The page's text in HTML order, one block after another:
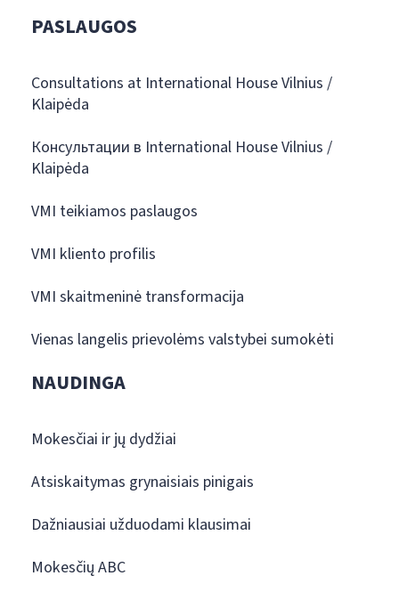
PASLAUGOS
Consultations at International House Vilnius /
Klaipėda
Консультации в International House Vilnius /
Klaipėda
VMI teikiamos paslaugos
VMI kliento profilis
VMI skaitmeninė transformacija
Vienas langelis prievolėms valstybei sumokėti
NAUDINGA
Mokesčiai ir jų dydžiai
Atsiskaitymas grynaisiais pinigais
Dažniausiai užduodami klausimai
Mokesčių ABC